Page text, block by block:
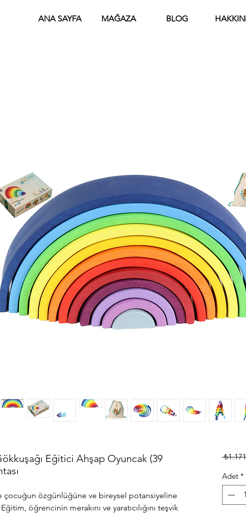
ANA SAYFA MAĞAZA BLOG
Eğitici Ahşap Oyuncak (39
çocuğun özgünlüğüne ve bireysel potansiyeline
öğrencinin merakını ve yaratıcılığını teşvik
Adet *